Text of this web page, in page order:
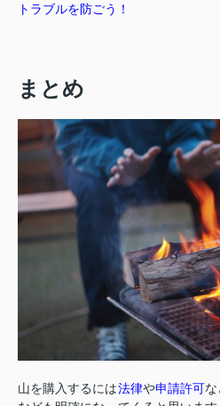
トラブルを防ごう！
まとめ
山を購入するには法律や申請許可